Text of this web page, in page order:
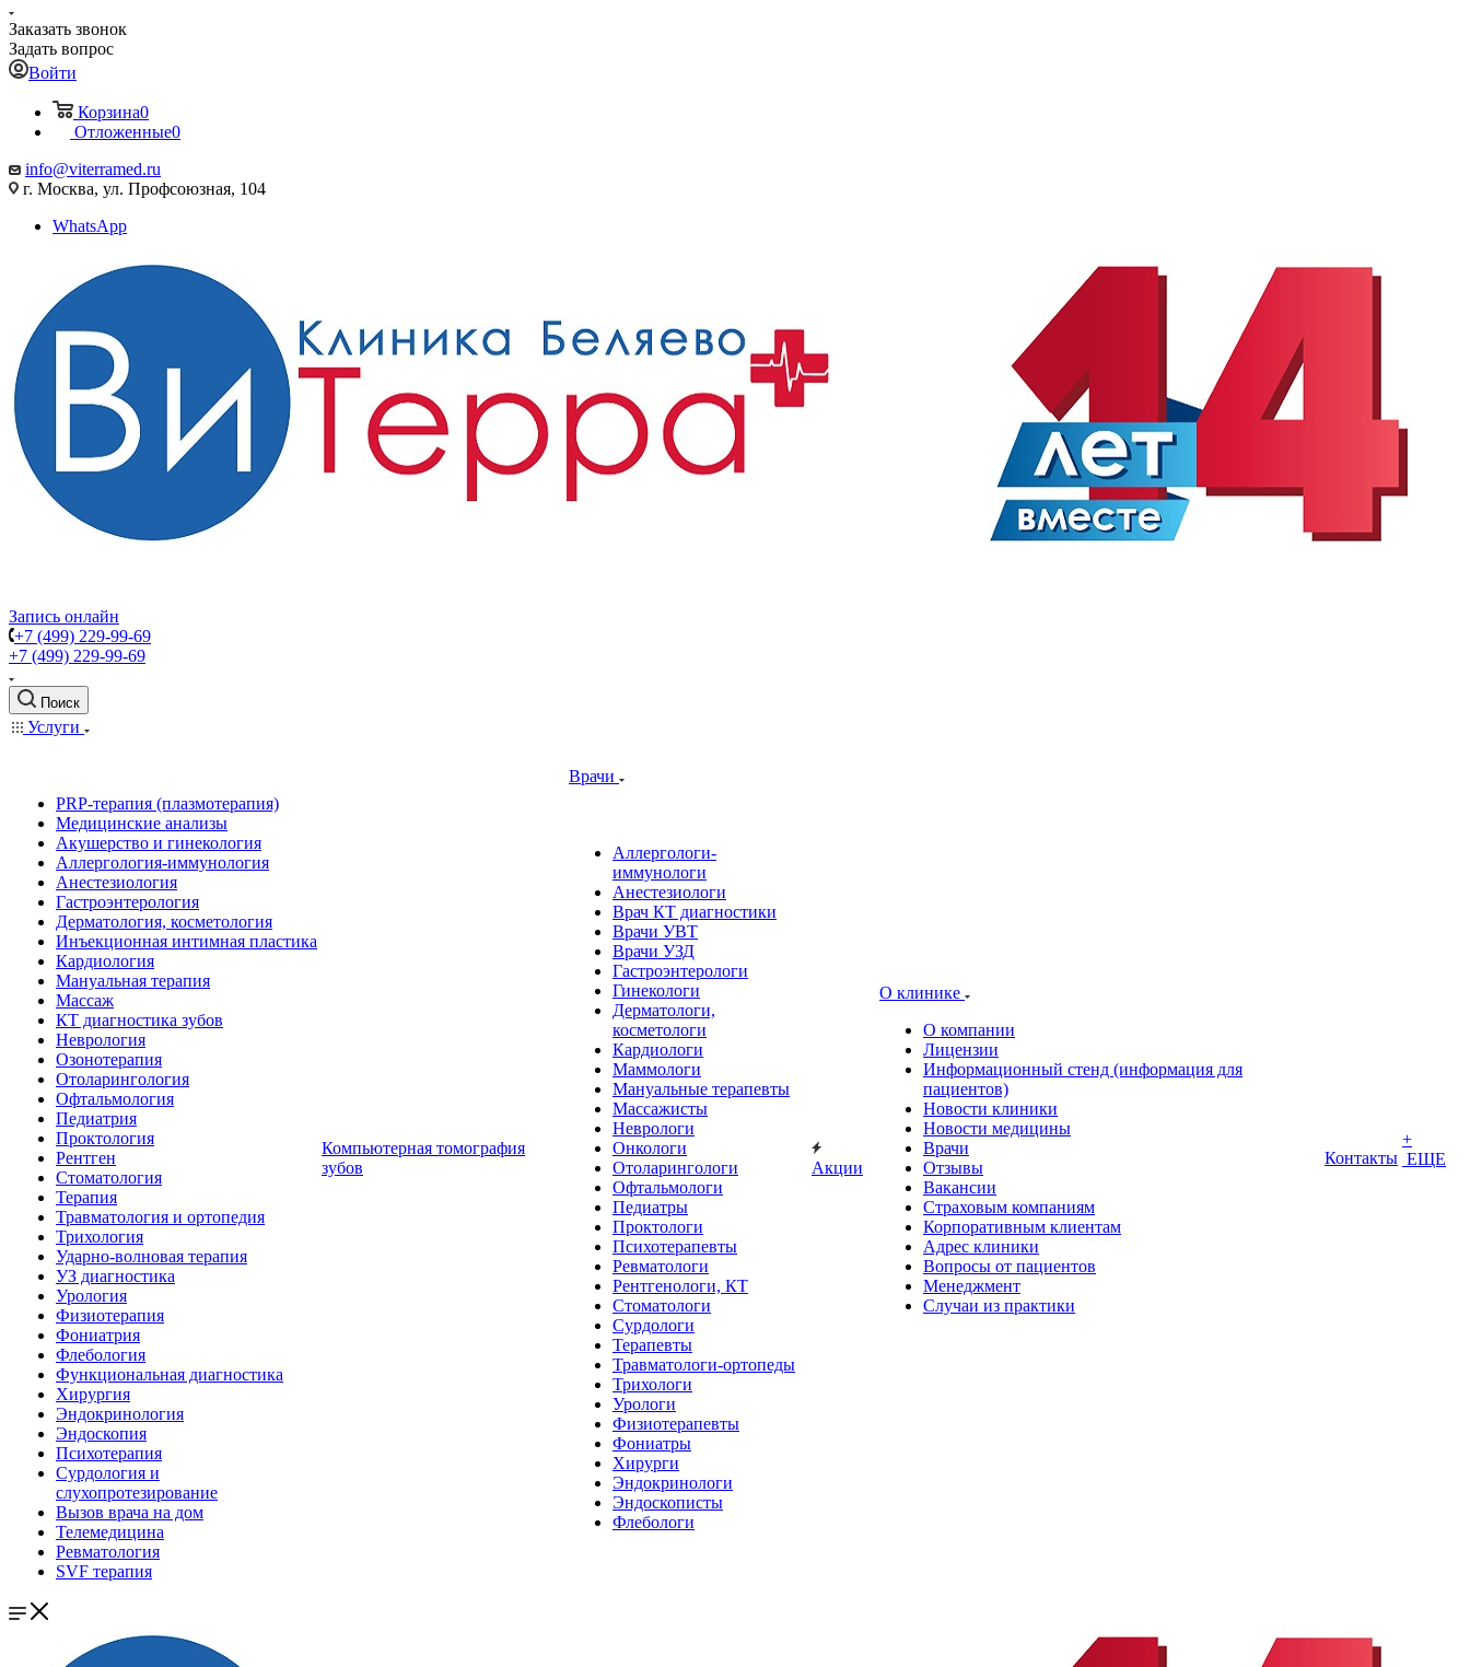
Заказать звонок
Задать вопрос
Войти
Корзина0
Отложенные0
info@viterramed.ru
г. Москва, ул. Профсоюзная, 104
WhatsApp
Запись онлайн
+7 (499) 229-99-69
+7 (499) 229-99-69
Поиск
Услуги
PRP-терапия (плазмотерапия)
Медицинские анализы
Акушерство и гинекология
Аллергология-иммунология
Анестезиология
Гастроэнтерология
Дерматология, косметология
Инъекционная интимная пластика
Кардиология
Мануальная терапия
Массаж
КТ диагностика зубов
Неврология
Озонотерапия
Отоларингология
Офтальмология
Педиатрия
Проктология
Рентген
Стоматология
Терапия
Травматология и ортопедия
Трихология
Ударно-волновая терапия
УЗ диагностика
Урология
Физиотерапия
Фониатрия
Флебология
Функциональная диагностика
Хирургия
Эндокринология
Эндоскопия
Психотерапия
Сурдология и
слухопротезирование
Вызов врача на дом
Телемедицина
Ревматология
SVF терапия
Компьютерная томография
зубов
Врачи
Аллергологи-
иммунологи
Анестезиологи
Врач КТ диагностики
Врачи УВТ
Врачи УЗД
Гастроэнтерологи
Гинекологи
Дерматологи,
косметологи
Кардиологи
Маммологи
Мануальные терапевты
Массажисты
Неврологи
Онкологи
Отоларингологи
Офтальмологи
Педиатры
Проктологи
Психотерапевты
Ревматологи
Рентгенологи, КТ
Стоматологи
Сурдологи
Терапевты
Травматологи-ортопеды
Трихологи
Урологи
Физиотерапевты
Фониатры
Хирурги
Эндокринологи
Эндоскописты
Флебологи
Акции
О клинике
О компании
Лицензии
Информационный стенд (информация для
пациентов)
Новости клиники
Новости медицины
Врачи
Отзывы
Вакансии
Страховым компаниям
Корпоративным клиентам
Адрес клиники
Вопросы от пациентов
Менеджмент
Случаи из практики
Контакты
+
ЕЩЕ